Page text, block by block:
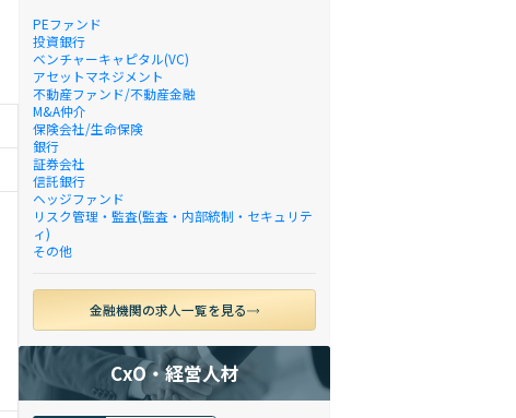
PEファンド
投資銀行
ベンチャーキャピタル(VC)
アセットマネジメント
不動産ファンド/不動産金融
M&A仲介
保険会社/生命保険
銀行
証券会社
信託銀行
ヘッジファンド
リスク管理・監査(監査・内部統制・セキュリテ
ィ)
その他
金融機関の求人一覧を見る
CxO・経営人材